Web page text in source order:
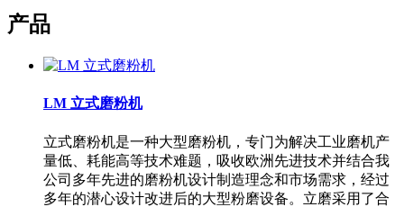
产品
LM 立式磨粉机
立式磨粉机是一种大型磨粉机，专门为解决工业磨机产
量低、耗能高等技术难题，吸收欧洲先进技术并结合我
公司多年先进的磨粉机设计制造理念和市场需求，经过
多年的潜心设计改进后的大型粉磨设备。立磨采用了合